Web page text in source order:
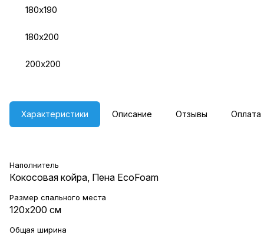
180х190
180х200
200х200
Характеристики Описание Отзывы Оплата
Наполнитель
Кокосовая койра, Пена EcoFoam
Размер спального места
120х200 см
Общая ширина